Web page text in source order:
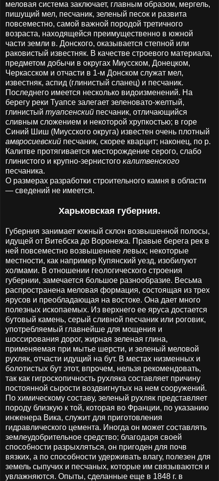
меловая система заключает, главным образом, мергель,
пишущий мел, песчаник, зеленый песок и развита
повсеместно, самой важной породой третичного
возраста, находящейся преимущественно в южной
части земли в. Донского, оказывается степной или
раковистый известняк. В качестве строевого материала,
предметом добычи в округах Миусском, Донецком,
Черкасском и отчасти в 1-м Донском служат мел,
известняк, аспид (глинистый сланец) и песчаник.
Последнего имеется несколько видоизменений. На
берегу реки Туапсе залегает зеленовато-желтый,
глинистый туапсенский песчаник, отличающийся
сливным сложением и некоторой хрупкостью; в горе
Синий Шиш (Миусского округа) известен очень плотный
амвросиевский песчаник, скорее кварцит; наконец, по р.
Калитве протягивается месторождение серого, слабо
глинистого и крупно-зернистого калитвенского
песчаника.
О размерах разработки строительного камня в области
— сведений не имеется.
Харьковская губерния.
Губерния занимает южный склон возвышенной полосы,
идущей от Витебска до Воронежа. Правые берега рек в
ней повсеместно возвышеннее левых; некоторые
местности, как например Купянский уезд, изобилуют
холмами. В отношении геологического строения
губернии, замечается большое разнообразие. Весьма
распространена меловая формация, состоящая из трех
ярусов и преобладающая на востоке. Она дает много
полезных ископаемых. Из верхнего ее яруса достается
бутовый камень, серый сливной песчаник или роговик,
употребляемый главнейше для мощения и
шоссирования дорог, жирная зеленая глина,
применяемая при мытье шерсти, и зеленый меловой
рухляк, отчасти идущий на бут. В местах низменных и
болотистых бут этот, впрочем, нельзя рекомендовать,
так как гигроскопичность рухляка составляет причину
постоянной сырости воздвигнутых на нем сооружений.
По химическому составу, зеленый рухляк представляет
породу близкую к той, которая во Франции, по указанию
инженера Вика, служит для приготовления
гидравлического цемента. Иногда он может составлять
землеудобрительное средство; благодаря своей
способности разрыхляться, он пригоден для почв
вязких, а по способности удерживать влагу, полезен для
земель сыпучих и песчаных, которые им связываются и
увлажняются. Опыты, сделанные еще в 1848 г. в